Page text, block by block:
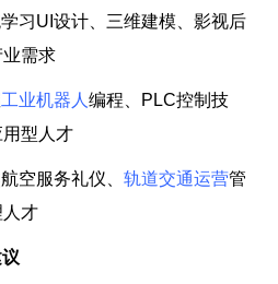
学习UI设计、三维建模、影视后
需求
工业机器人编程、PLC控制技
型人才
空服务礼仪、轨道交通运营管
才